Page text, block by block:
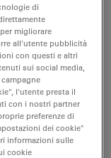
EN
di
migliorare
all'utente pubblicità
con questi e altri
sui social media,
l'utente presta il
con i nostri partner
preferenze di
dei cookie"
informazioni sulle
cookie